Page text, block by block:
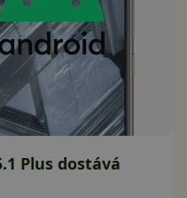
Plus dostává